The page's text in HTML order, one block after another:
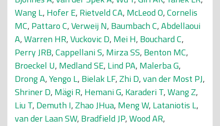
Wang L, Hofer E, Rietveld CA, McLeod O,Cornelis
MC, Pattaro C,Verweij N, Baumbach C,Abdellaoui
A,Warren HR,Vuckovic D, Mei H, Bouchard C,
Perry JRB,Cappellani S, Mirza SS, Benton MC,
Broeckel U, Medland SE, Lind PA, Malerba G,
Drong A,Yengo L, Bielak LF,Zhi D,van der Most PJ,
Shriner D, Mägi R, Hemani G, Karaderi T,Wang Z,
Liu T, Demuth I,Zhao JHua, Meng W, Lataniotis L,
van der Laan SW, Bradfield JP,Wood AR,